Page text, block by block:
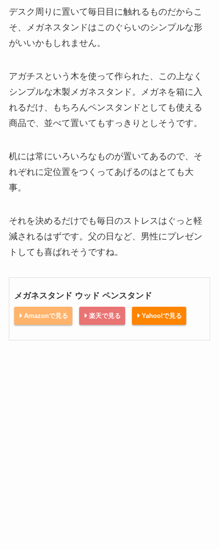
デスク周りに置いて毎日目に触れるものだからこ
そ、メガネスタンドはこのぐらいのシンプルな形
がいいかもしれません。
アガチスという木を使って作られた、この上なく
シンプルな木製メガネスタンド。メガネを箱に入
れるだけ、もちろんペンスタンドとしても使える
商品で、並べて置いてもすっきりとしそうです。
机には常にいろいろなものが置いてあるので、そ
れぞれに定位置をつくってあげるのはとても大
事。
それを決めるだけでも毎日のストレスはぐっと軽
減されるはずです。父の日など、男性にプレゼン
トしても喜ばれそうですね。
メガネスタンド ウッド ペンスタンド
Amazonで見る 楽天で見る Yahoo!で見る